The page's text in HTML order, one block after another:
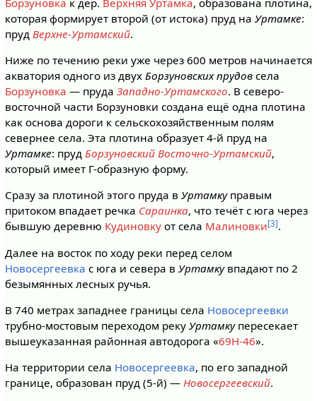
которая формирует второй (от истока) пруд на Уртамке:
пруд Верхне-Уртамский.
Ниже по течению реки уже через 600 метров начинается
акватория одного из двух Борзуновских прудовсела
Борзуновка — пруда Западно-Уртамского. В северо-
восточной части Борзуновки создана ещё одна плотина
как основа дороги к сельскохозяйственным полям
севернее села. Эта плотина образует 4-й пруд на
Уртамке: пруд Борзуновский Восточно-Уртамский,
который имеет Г-образную форму.
Сразу за плотиной этого пруда в Уртамкуправым
притоком впадает речка Сараинка, что течёт с юга через
бывшую деревню Кудиновкуот села Малиновки[3].
Далее на восток по ходу реки перед селом
Новосергеевка с юга и севера в Уртамкувпадают по 2
безымянных лесных ручья.
В 740 метрах западнее границы села Новосергеевки
трубно-мостовым переходом реку Уртамкупересекает
вышеуказанная районная автодорога «69Н-46».
На территории села Новосергеевка, по его западной
границе, образован пруд (5-й) — Новосергеевский.